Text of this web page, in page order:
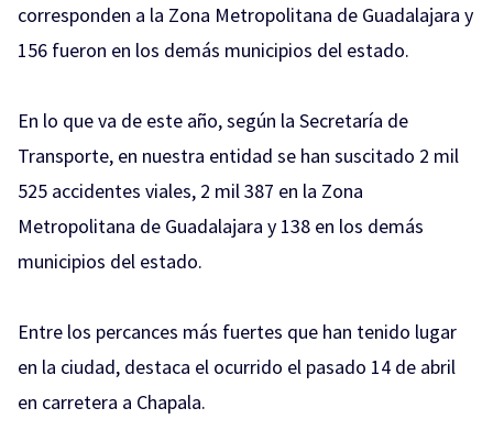
corresponden a la Zona Metropolitana de Guadalajara y
156 fueron en los demás municipios del estado.
En lo que va de este año, según la Secretaría de
Transporte, en nuestra entidad se han suscitado 2 mil
525 accidentes viales, 2 mil 387 en la Zona
Metropolitana de Guadalajara y 138 en los demás
municipios del estado.
Entre los percances más fuertes que han tenido lugar
en la ciudad, destaca el ocurrido el pasado 14 de abril
en carretera a Chapala.